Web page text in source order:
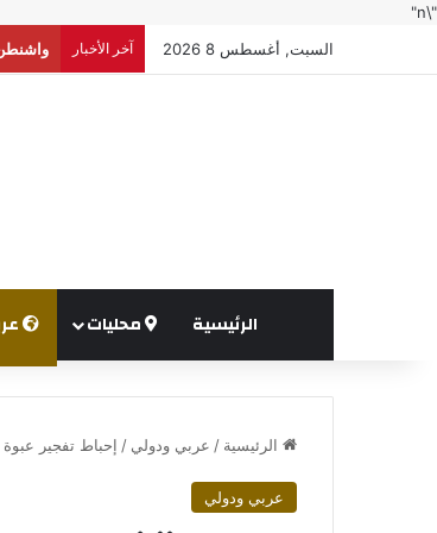
"\n"
السبت, أغسطس 8 2026
آخر الأخبار
الرئيسية محليات
الرئيسية / عربي ودولي / إحباط تفجير
عربي ودولي